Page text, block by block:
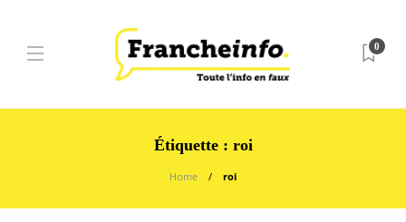
0
Étiquette : roi
Home roi